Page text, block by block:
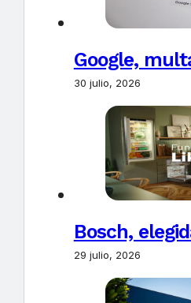
Google,
30 julio, 2026
Bosch,
29 julio, 2026